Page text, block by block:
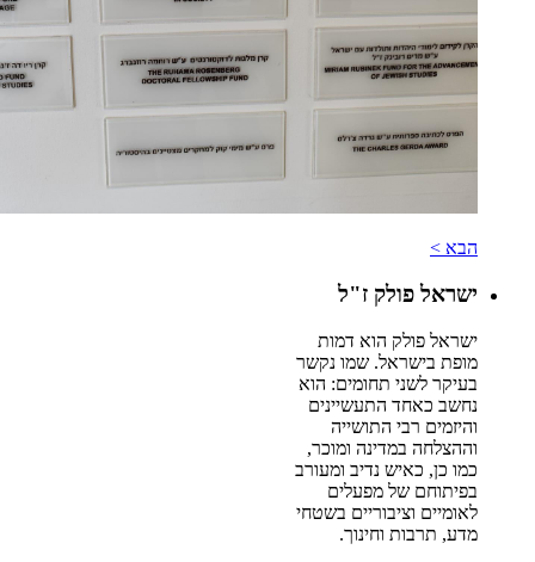
הבא >
ישראל פולק ז"ל
ישראל פולק הוא דמות
מופת בישראל. שמו נקשר
בעיקר לשני תחומים: הוא
נחשב כאחד התעשיינים
והיזמים רבי התושייה
וההצלחה במדינה ומוכר,
כמו כן, כאיש נדיב ומעורב
בפיתוחם של מפעלים
לאומיים וציבוריים בשטחי
מדע, תרבות וחינוך.